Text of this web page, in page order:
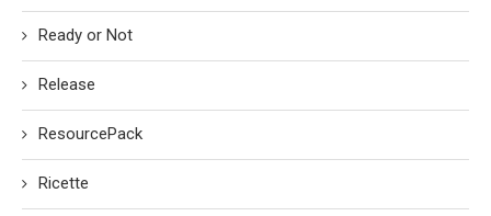
Ready or Not
Release
ResourcePack
Ricette